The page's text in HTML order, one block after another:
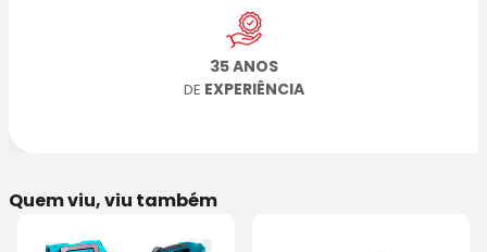
35 ANOS
DE EXPERIÊNCIA
Quem viu, viu também